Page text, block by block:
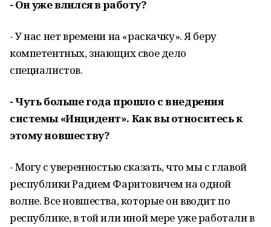
- Он уже влился в работу?
- У нас нет времени на «раскачку». Я беру
компетентных, знающих свое дело
специалистов.
- Чуть больше года прошло с внедрения
системы «Инцидент». Как вы относитесь к
этому новшеству?
- Могу с уверенностью сказать, что мы с главой
республики Радием Фаритовичем на одной
волне. Все новшества, которые он вводит по
республике, в той или иной мере уже работали в